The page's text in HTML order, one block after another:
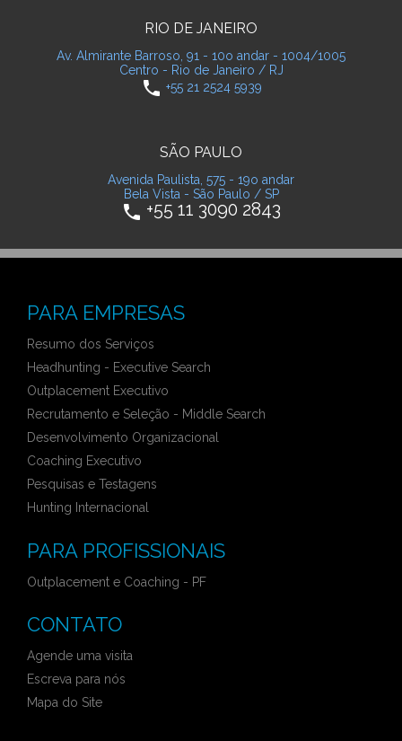
RIO DE JANEIRO
Av. Almirante Barroso, 91 - 10o andar - 1004/1005
Centro - Rio de Janeiro / RJ
phone +55 21 2524 5939
SÃO PAULO
Avenida Paulista, 575 - 19o andar
Bela Vista - São Paulo / SP
phone +55 11 3090 2843
PARA EMPRESAS
Resumo dos Serviços
Headhunting - Executive Search
Outplacement Executivo
Recrutamento e Seleção - Middle Search
Desenvolvimento Organizacional
Coaching Executivo
Pesquisas e Testagens
Hunting Internacional
PARA PROFISSIONAIS
Outplacement e Coaching - PF
CONTATO
Agende uma visita
Escreva para nós
Mapa do Site